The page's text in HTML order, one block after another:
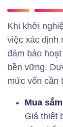
Khi khởi
việc xác định
đảm bảo
bền vững.
mức vốn cần
Mua
Giá thiết